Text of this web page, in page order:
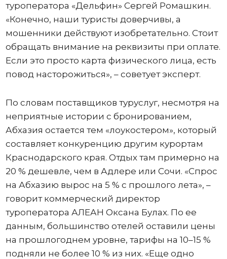
туроператора «Дельфин» Сергей Ромашкин.
«Конечно, наши туристы доверчивы, а
мошенники действуют изобретательно. Стоит
обращать внимание на реквизиты при оплате.
Если это просто карта физического лица, есть
повод насторожиться», – советует эксперт.
По словам поставщиков туруслуг, несмотря на
неприятные истории с бронированием,
Абхазия остается тем «лоукостером», который
составляет конкуренцию другим курортам
Краснодарского края. Отдых там примерно на
20 % дешевле, чем в Адлере или Сочи. «Спрос
на Абхазию вырос на 5 % с прошлого лета», –
говорит коммерческий директор
туроператора АЛЕАН Оксана Булах. По ее
данным, большинство отелей оставили цены
на прошлогоднем уровне, тарифы на 10–15 %
подняли не более 10 % из них. «Еще одно